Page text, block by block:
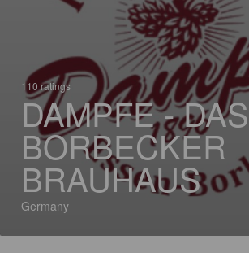
110 ratings
DAMPFE - DAS
BORBECKER
BRAUHAUS
Germany